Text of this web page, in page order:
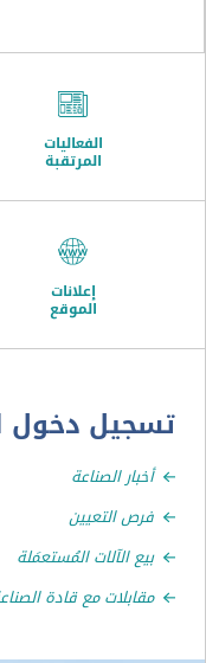
دخول
الصناعة
المُستعمَلة
مع قادة الصناعة في